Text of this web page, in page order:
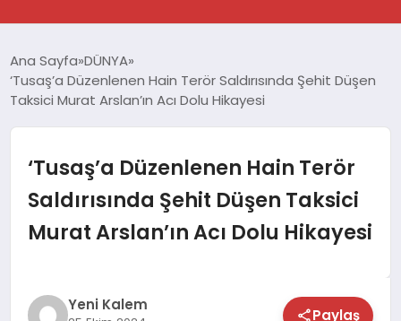
SPOR
YAŞAM
Ana Sayfa DÜNYA
‘Tusaş’a Düzenlenen Hain Terör Saldırısında Şehit Düşen
Taksici Murat Arslan’ın Acı Dolu Hikayesi
‘Tusaş’a Düzenlenen Hain Terör
Saldırısında Şehit Düşen Taksici
Murat Arslan’ın Acı Dolu Hikayesi
Yeni Kalem
Paylaş